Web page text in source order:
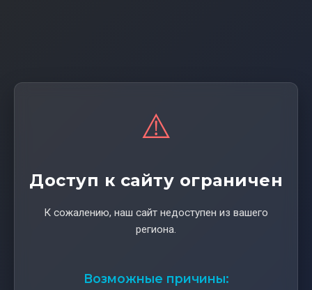
⚠️
Доступ к сайту ограничен
К сожалению, наш сайт недоступен из вашего
региона.
Возможные причины: